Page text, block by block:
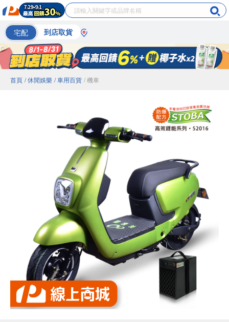
宅配 到店取貨
首頁 / 休閒娛樂 / 車用百貨 / 機車